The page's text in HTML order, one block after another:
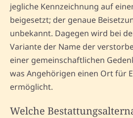
jegliche Kennzeichnung auf
beigesetzt; der genaue
unbekannt. Dagegen wird bei
Variante der Name der
einer gemeinschaftlichen
was Angehörigen einen Ort für
ermöglicht.
Welche